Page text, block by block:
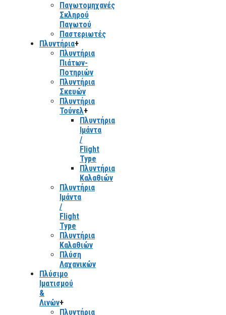
Παγωτομηχανές
Σκληρού
Παγωτού
Παστεριωτές
Πλυντήρια+
Πλυντήρια
Πιάτων-
Ποτηριών
Πλυντήρια
Σκευών
Πλυντήρια
Τούνελ+
Πλυντήρια
Ιμάντα
/
Flight
Type
Πλυντήρια
Καλαθιών
Πλυντήρια
Ιμάντα
/
Flight
Type
Πλυντήρια
Καλαθιών
Πλύση
Λαχανικών
Πλύσιμο
Ιματισμού
&
Λινών+
Πλυντήρια